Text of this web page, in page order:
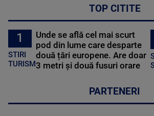
TOP CITITE
1
STIRI
TURISM
Unde se află cel mai scurt
pod din lume care desparte
două țări europene. Are doar
3 metri și două fusuri orare
PARTENERI